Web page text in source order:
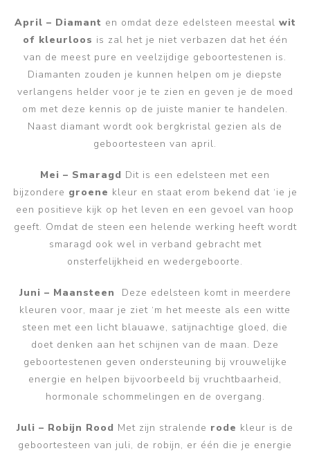
April – Diamant en omdat deze edelsteen meestal wit
of kleurloos is zal het je niet verbazen dat het één
van de meest pure en veelzijdige geboortestenen is.
Diamanten zouden je kunnen helpen om je diepste
verlangens helder voor je te zien en geven je de moed
om met deze kennis op de juiste manier te handelen.
Naast diamant wordt ook bergkristal gezien als de
geboortesteen van april.
Mei – Smaragd Dit is een edelsteen met een
bijzondere groene kleur en staat erom bekend dat ‘ie je
een positieve kijk op het leven en een gevoel van hoop
geeft. Omdat de steen een helende werking heeft wordt
smaragd ook wel in verband gebracht met
onsterfelijkheid en wedergeboorte.
Juni – Maansteen Deze edelsteen komt in meerdere
kleuren voor, maar je ziet ‘m het meeste als een witte
steen met een licht blauawe, satijnachtige gloed, die
doet denken aan het schijnen van de maan. Deze
geboortestenen geven ondersteuning bij vrouwelijke
energie en helpen bijvoorbeeld bij vruchtbaarheid,
hormonale schommelingen en de overgang.
Juli – Robijn Rood Met zijn stralende rode kleur is de
geboortesteen van juli, de robijn, er één die je energie